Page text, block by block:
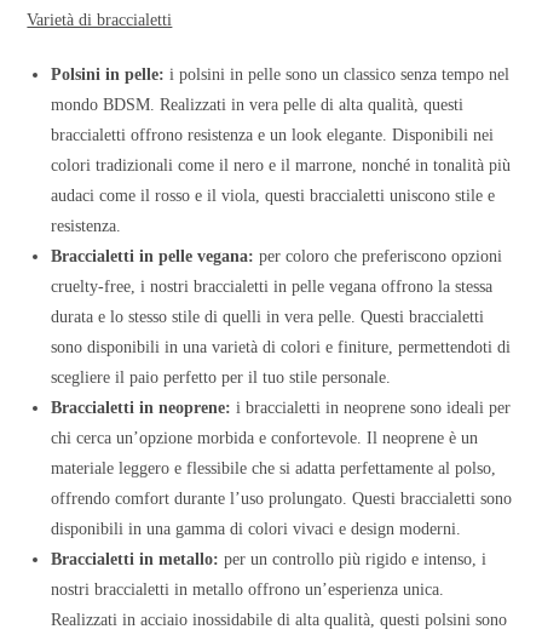
Varietà di braccialetti
Polsini in pelle: i polsini in pelle sono un classico senza tempo nel
mondo BDSM. Realizzati in vera pelle di alta qualità, questi
braccialetti offrono resistenza e un look elegante. Disponibili nei
colori tradizionali come il nero e il marrone, nonché in tonalità più
audaci come il rosso e il viola, questi braccialetti uniscono stile e
resistenza.
Braccialetti in pelle vegana: per coloro che preferiscono opzioni
cruelty-free, i nostri braccialetti in pelle vegana offrono la stessa
durata e lo stesso stile di quelli in vera pelle. Questi braccialetti
sono disponibili in una varietà di colori e finiture, permettendoti di
scegliere il paio perfetto per il tuo stile personale.
Braccialetti in neoprene: i braccialetti in neoprene sono ideali per
chi cerca un’opzione morbida e confortevole. Il neoprene è un
materiale leggero e flessibile che si adatta perfettamente al polso,
offrendo comfort durante l’uso prolungato. Questi braccialetti sono
disponibili in una gamma di colori vivaci e design moderni.
Braccialetti in metallo: per un controllo più rigido e intenso, i
nostri braccialetti in metallo offrono un’esperienza unica.
Realizzati in acciaio inossidabile di alta qualità, questi polsini sono